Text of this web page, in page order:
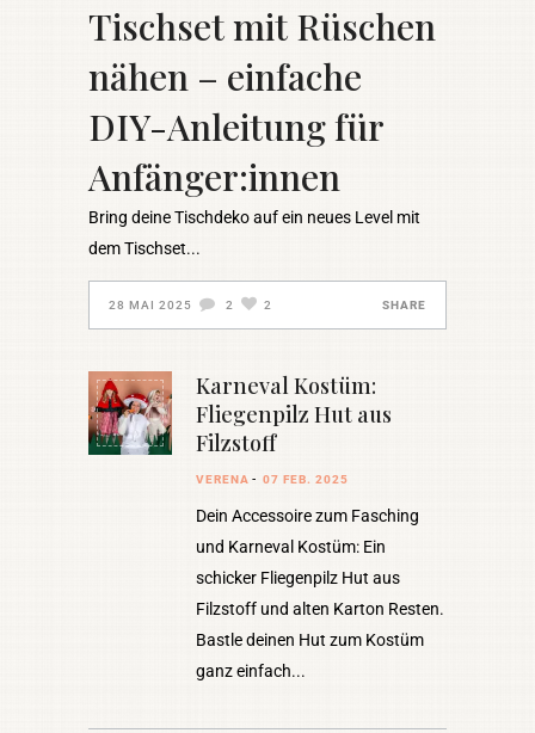
Tischset mit Rüschen
nähen – einfache
DIY-Anleitung für
Anfänger:innen
Bring deine Tischdeko auf ein neues Level mit
dem Tischset
28 MAI 2025 2 2 SHARE
Karneval Kostüm:
Fliegenpilz Hut aus
Filzstoff
VERENA 07 FEB. 2025
Dein Accessoire zum Fasching
und Karneval Kostüm: Ein
schicker Fliegenpilz Hut aus
Filzstoff und alten Karton Resten.
Bastle deinen Hut zum Kostüm
ganz einfach